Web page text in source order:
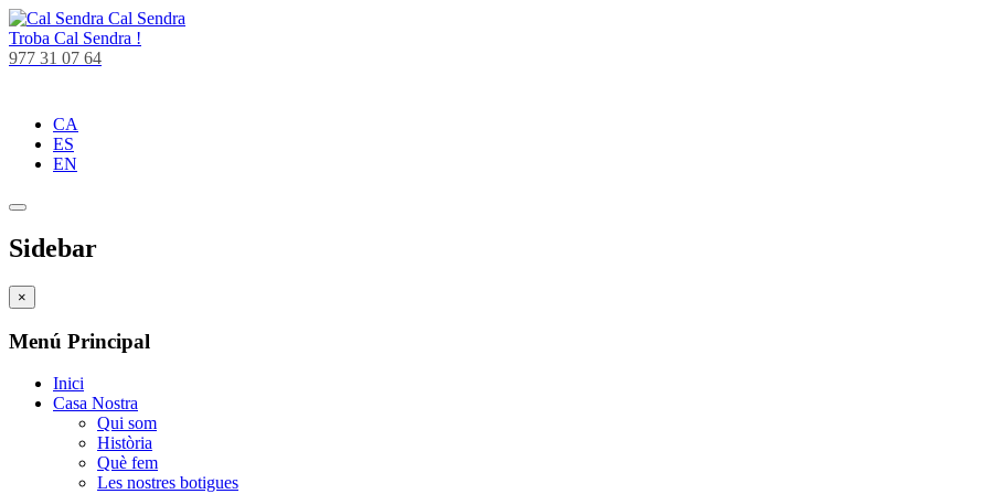
Cal Sendra
Troba Cal Sendra !
977 31 07 64
CA
ES
EN
Sidebar
×
Menú Principal
Inici
Casa Nostra
Qui som
Història
Què fem
Les nostres botigues